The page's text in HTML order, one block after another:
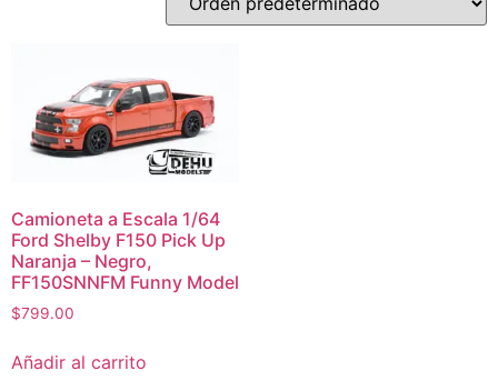
Camioneta a Escala 1/64
Ford Shelby F150 Pick Up
Naranja – Negro,
FF150SNNFM Funny Model
$799.00
Añadir al carrito